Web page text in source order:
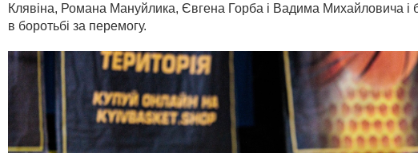
Клявіна, Романа Мануйлика, Євгена Горба і Вадима Михайловича і
в боротьбі за перемогу.